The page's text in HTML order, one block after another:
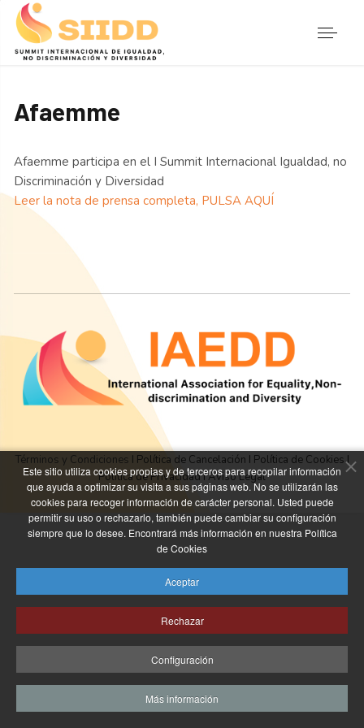
Afaemme
Afaemme participa en el I Summit Internacional Igualdad, no
Discriminación y Diversidad
Leer la nota de prensa completa, PULSA AQUÍ
Términos y Condiciones I Política de Cancelación I Política de CookiesI
Política de PrivacidadIAviso Legal
Este sitio utiliza cookies propias y de terceros para recopilar información
que ayuda a optimizar su visita a sus páginas web. No se utilizarán las
cookies para recoger información de carácter personal. Usted puede
permitir su uso o rechazarlo, también puede cambiar su configuración
siempre que lo desee. Encontrará más información en nuestra Política
de Cookies
Aceptar
Rechazar
Configuración
Más información